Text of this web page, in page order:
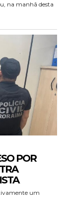
na manhã desta
POR
um